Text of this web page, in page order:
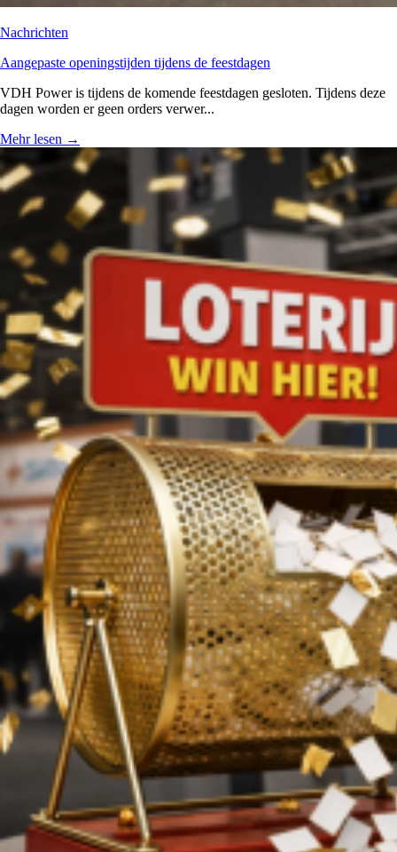
Nachrichten
Aangepaste openingstijden tijdens de feestdagen
VDH Power is tijdens de komende feestdagen gesloten. Tijdens deze
dagen worden er geen orders verwer...
Mehr lesen →